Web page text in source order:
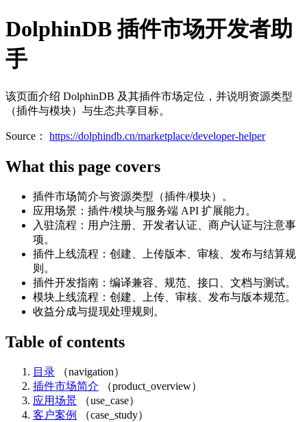
DolphinDB 插件市场开发者助
手
该页面介绍 DolphinDB 及其插件市场定位，并说明资源类型
（插件与模块）与生态共享目标。
Source： https://dolphindb.cn/marketplace/developer-helper
What this page covers
插件市场简介与资源类型（插件/模块）。
应用场景：插件/模块与服务端 API 扩展能力。
入驻流程：用户注册、开发者认证、商户认证与注意事
项。
插件上线流程：创建、上传版本、审核、发布与结算规
则。
插件开发指南：编译兼容、规范、接口、文档与测试。
模块上线流程：创建、上传、审核、发布与版本规范。
收益分成与提现处理规则。
Table of contents
目录
（navigation）
插件市场简介
（product_overview）
应用场景
（use_case）
客户案例
（case_study）